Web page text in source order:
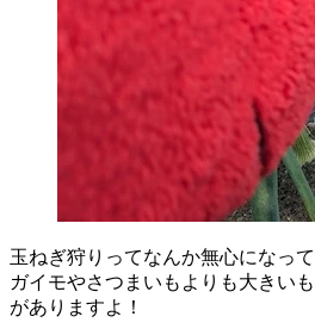
玉ねぎ狩りってなんか無心になっ
ガイモやさつまいもよりも大きい
がありますよ！